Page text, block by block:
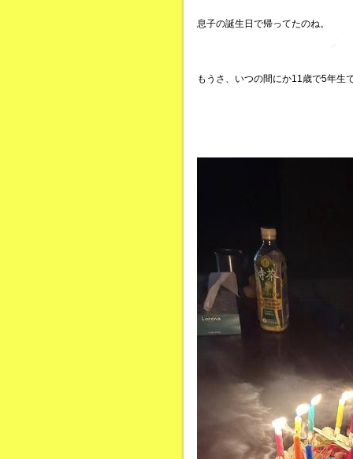
息子の誕生日で帰ってたのね。
もうさ、いつの間にか11歳で5年生